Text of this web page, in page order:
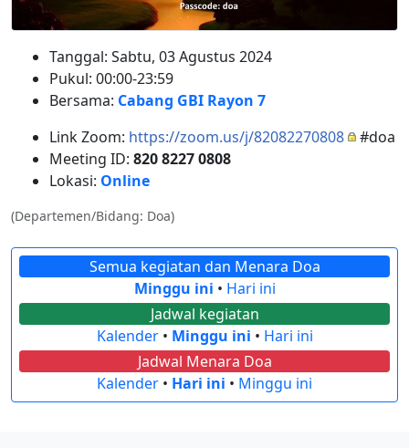
Tanggal: Sabtu, 03 Agustus 2024
Pukul: 00:00-23:59
Bersama: Cabang GBI Rayon 7
Link Zoom: https://zoom.us/j/82082270808 #doa
Meeting ID: 820 8227 0808
Lokasi: Online
(Departemen/Bidang: Doa)
Semua kegiatan dan Menara Doa
Minggu ini • Hari ini
Jadwal kegiatan
Kalender• Minggu ini • Hari ini
Jadwal Menara Doa
Kalender • Hari ini • Minggu ini